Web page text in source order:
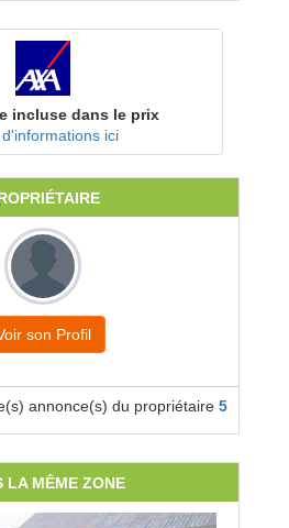
incluse dans le prix
d'informations ici
son Profil
annonce(s) du propriétaire 5
LA MÊME ZONE